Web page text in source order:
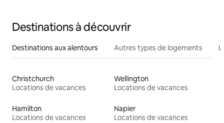
Destinations à découvrir
Destinations aux alentours Autres types de logements
Christchurch
Locations de vacances
Wellington
Locations de vacances
Hamilton
Locations de vacances
Napier
Locations de vacances